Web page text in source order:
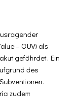
­– OUV) als
gefährdet. Ein
des
zudem